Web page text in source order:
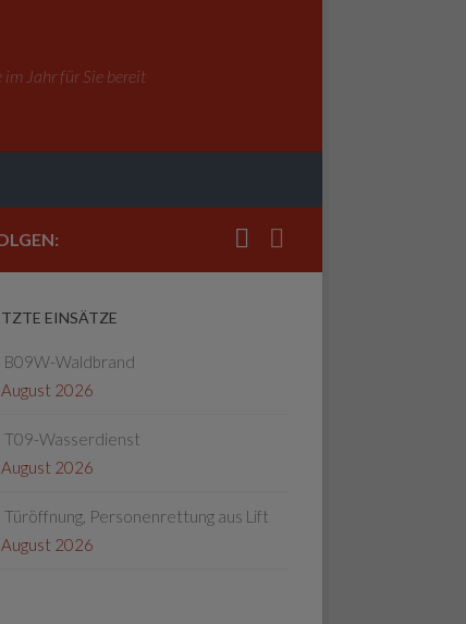
im Jahr für Sie bereit
EINSÄTZE
B09W-Waldbrand
August 2026
T09-Wasserdienst
August 2026
Türöffnung, Personenrettung aus Lift
August 2026